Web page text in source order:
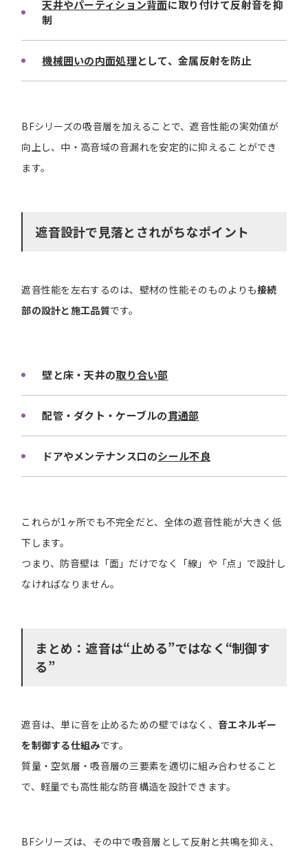
天井やパーティション背面に取り付けて反射音を抑
制
機械囲いの内面処理として、金属反射を防止
BFシリーズの吸音層を加えることで、遮音性能の実効値が
向上し、中・高音域の音漏れを安定的に抑えることができ
ます。
遮音設計で見落とされがちなポイント
遮音性能を左右するのは、壁材の性能そのものよりも接続
部の設計と施工品質です。
壁と床・天井の取り合い部
配管・ダクト・ケーブルの貫通部
ドアやメンテナンス口のシール不良
これらが1ヶ所でも不完全だと、全体の遮音性能が大きく低
下します。
つまり、防音壁は「面」だけでなく「線」や「点」で設計し
なければなりません。
まとめ：遮音は“止める”ではなく“制御す
る”
遮音は、単に音を止めるための壁ではなく、 音エネルギー
を制御する仕組みです。
質量・空気層・吸音層の三要素を適切に組み合わせること
で、軽量でも高性能な防音構造を設計できます。
BFシリーズは、その中で吸音層として反射と共鳴を抑え、